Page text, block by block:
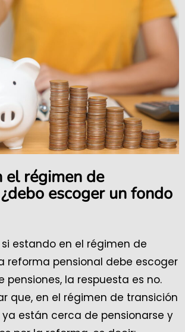
el régimen de
escoger un fondo
estando en el régimen de
reforma pensional debe escoger
pensiones, la respuesta es no.
que, en el régimen de transición
están cerca de pensionarse y